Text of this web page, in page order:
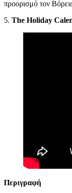
προορισμό τον
5. The Holiday
Περιγραφή